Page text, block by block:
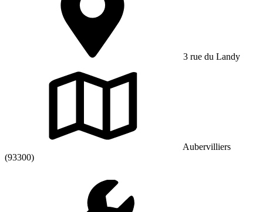
3 rue du Landy
Aubervilliers
(93300)